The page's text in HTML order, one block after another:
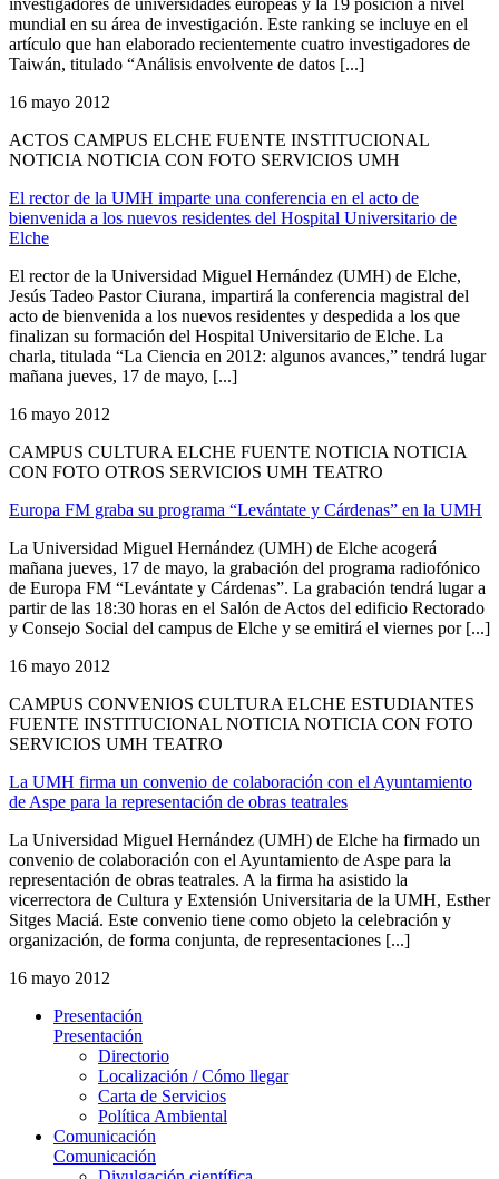
mundial en su área de investigación. Este ranking se incluye en el
artículo que han elaborado recientemente cuatro investigadores de
Taiwán, titulado “Análisis envolvente de datos [...]
16 mayo 2012
ACTOS CAMPUS ELCHE FUENTE INSTITUCIONAL
NOTICIA NOTICIA CON FOTO SERVICIOS UMH
El rector de la UMH imparte una conferencia en el acto de
bienvenida a los nuevos residentes del Hospital Universitario de
Elche
El rector de la Universidad Miguel Hernández (UMH) de Elche,
Jesús Tadeo Pastor Ciurana, impartirá la conferencia magistral del
acto de bienvenida a los nuevos residentes y despedida a los que
finalizan su formación del Hospital Universitario de Elche. La
charla, titulada “La Ciencia en 2012: algunos avances,” tendrá lugar
mañana jueves, 17 de mayo, [...]
16 mayo 2012
CAMPUS CULTURA ELCHE FUENTE NOTICIA NOTICIA
CON FOTO OTROS SERVICIOS UMH TEATRO
Europa FM graba su programa “Levántate y Cárdenas” en la UMH
La Universidad Miguel Hernández (UMH) de Elche acogerá
mañana jueves, 17 de mayo, la grabación del programa radiofónico
de Europa FM “Levántate y Cárdenas”. La grabación tendrá lugar a
partir de las 18:30 horas en el Salón de Actos del edificio Rectorado
y Consejo Social del campus de Elche y se emitirá el viernes por [...]
16 mayo 2012
CAMPUS CONVENIOS CULTURA ELCHE ESTUDIANTES
FUENTE INSTITUCIONAL NOTICIA NOTICIA CON FOTO
SERVICIOS UMH TEATRO
La UMH firma un convenio de colaboración con el Ayuntamiento
de Aspe para la representación de obras teatrales
La Universidad Miguel Hernández (UMH) de Elche ha firmado un
convenio de colaboración con el Ayuntamiento de Aspe para la
representación de obras teatrales. A la firma ha asistido la
vicerrectora de Cultura y Extensión Universitaria de la UMH, Esther
Sitges Maciá. Este convenio tiene como objeto la celebración y
organización, de forma conjunta, de representaciones [...]
16 mayo 2012
Presentación
Presentación
Directorio
Localización / Cómo llegar
Carta de Servicios
Política Ambiental
Comunicación
Comunicación